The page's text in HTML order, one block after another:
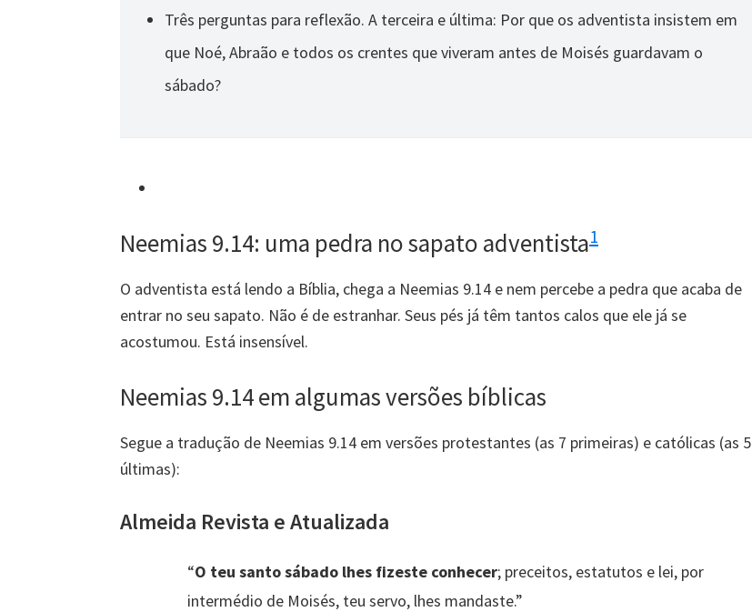
Três perguntas para reflexão. A terceira e última: Por que os adventista insistem em
que Noé, Abraão e todos os crentes que viveram antes de Moisés guardavam o
sábado?
Neemias 9.14: uma pedra no sapato adventista1
O adventista está lendo a Bíblia, chega a Neemias 9.14 e nem percebe a pedra que acaba de
entrar no seu sapato. Não é de estranhar. Seus pés já têm tantos calos que ele já se
acostumou. Está insensível.
Neemias 9.14 em algumas versões bíblicas
Segue a tradução de Neemias 9.14 em versões protestantes (as 7 primeiras) e católicas (as 5
últimas):
Almeida Revista e Atualizada
“O teu santo sábado lhes fizeste conhecer; preceitos, estatutos e lei, por
intermédio de Moisés, teu servo, lhes mandaste.”